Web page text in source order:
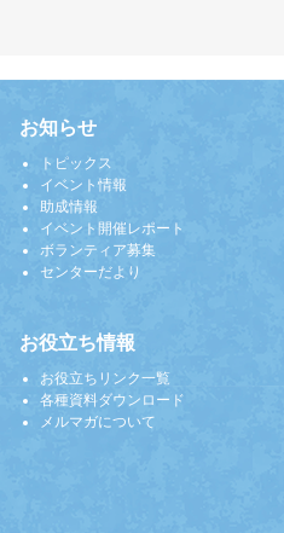
お知らせ
トピックス
イベント情報
助成情報
イベント開催レポート
ボランティア募集
センターだより
お役立ち情報
お役立ちリンク一覧
各種資料ダウンロード
メルマガについて